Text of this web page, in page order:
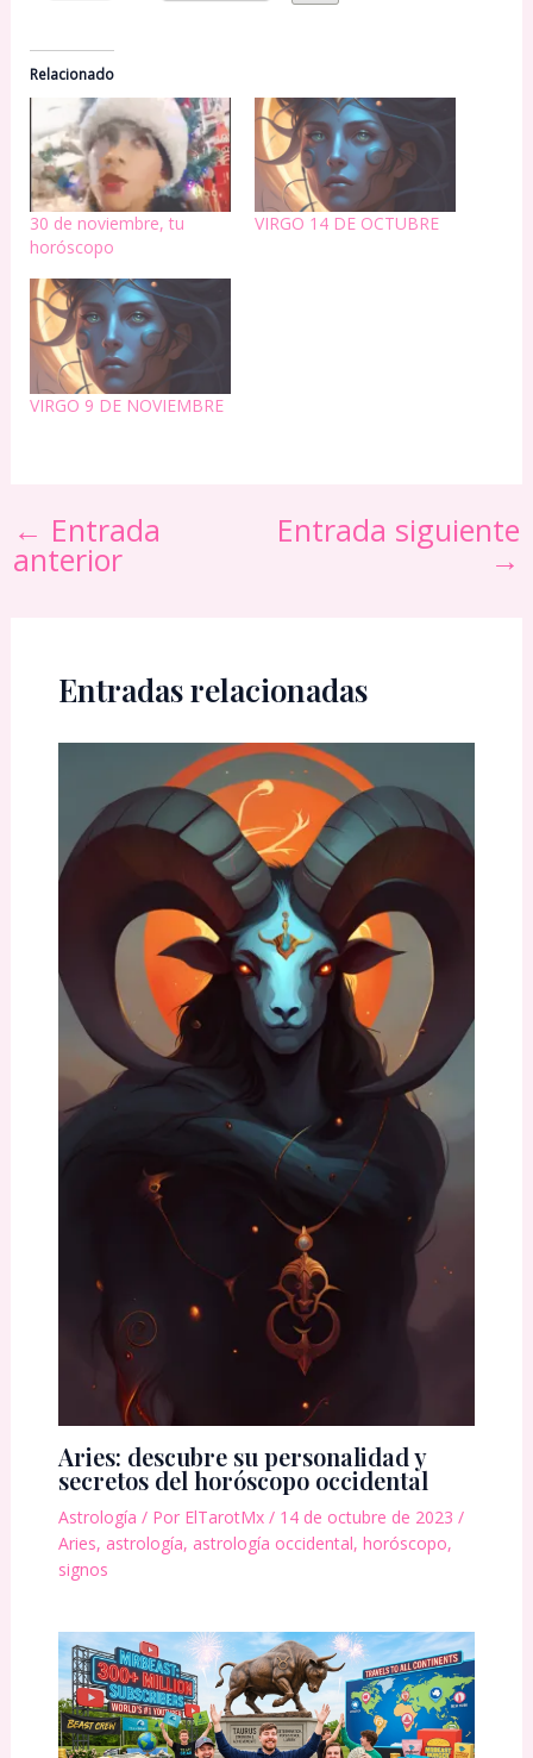
Relacionado
30 de noviembre, tu
horóscopo
VIRGO 14 DE OCTUBRE
VIRGO 9 DE NOVIEMBRE
← Entrada
anterior
Entrada siguiente
→
Entradas relacionadas
Aries: descubre su personalidad y
secretos del horóscopo occidental
Astrología / Por ElTarotMx / 14 de octubre de 2023 /
Aries, astrología, astrología occidental, horóscopo,
signos